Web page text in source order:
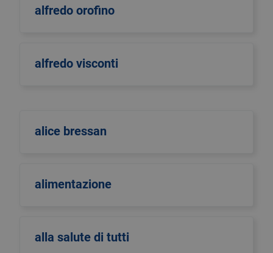
alfredo orofino
alfredo visconti
alice bressan
alimentazione
alla salute di tutti